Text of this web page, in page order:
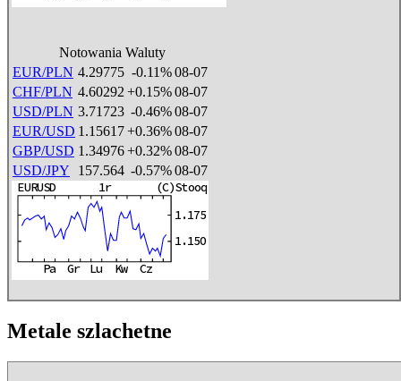
Notowania Waluty
EUR/PLN 4.29775 -0.11%08-07
CHF/PLN 4.60292 +0.15%08-07
USD/PLN 3.71723 -0.46%08-07
EUR/USD 1.15617+0.36%08-07
GBP/USD 1.34976+0.32%08-07
USD/JPY
157.564 -0.57%08-07
Metale szlachetne